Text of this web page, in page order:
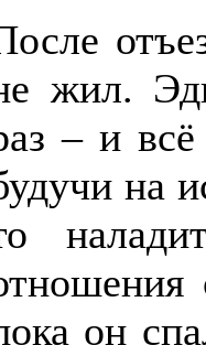
жил.
– и
на
он